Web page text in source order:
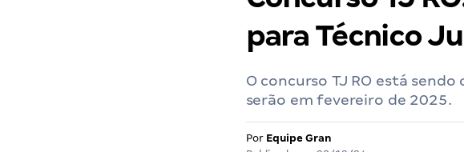
para Técnico
O concurso TJ RO está
serão em fevereiro de 2025.
Por Equipe Gran